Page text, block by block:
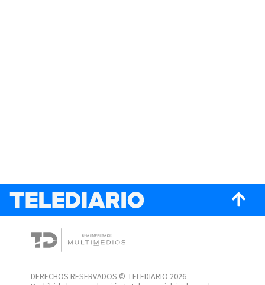
DERECHOS RESERVADOS © TELEDIARIO 2026